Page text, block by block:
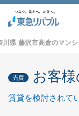
川県 藤沢市高倉のマン
売買 お客様
賃貸を検討されて